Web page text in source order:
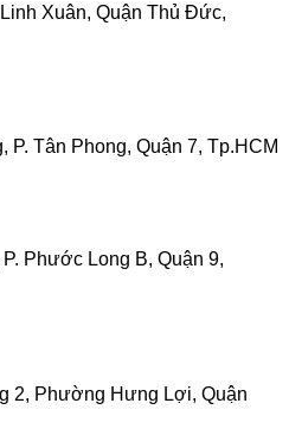
Xuân, Quận Thủ Đức,
P. Tân Phong, Quận 7, Tp.HCM
Phước Long B, Quận 9,
2, Phường Hưng Lợi, Quận